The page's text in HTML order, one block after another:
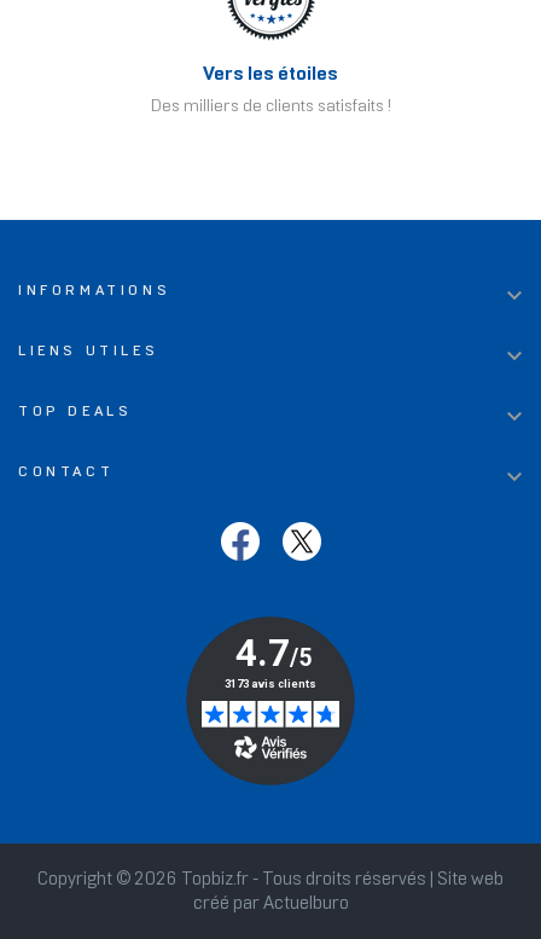
Vers les étoiles
Des milliers de clients satisfaits !
INFORMATIONS 
LIENS UTILES 
TOP DEALS 
CONTACT 
Copyright © 2026 Topbiz.fr - Tous droits réservés | Site web
créé par Actuelburo